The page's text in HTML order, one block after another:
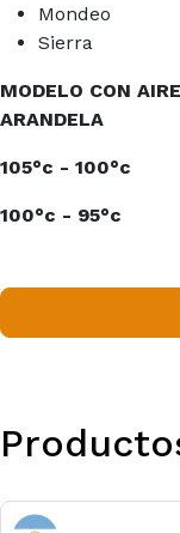
Mondeo
Sierra
MODELO CON
ARANDELA
105°c - 100°c
100°c - 95°c